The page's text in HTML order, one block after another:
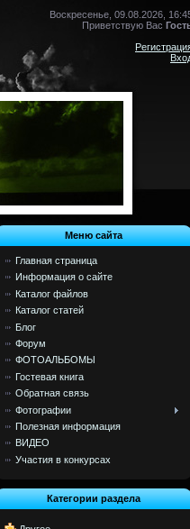
Воскресенье, 09.08.2026,
Приветствую Вас
Меню сайта
Главная страница
Информация о сайте
Каталог файлов
Каталог статей
Блог
Форум
ФОТОАЛЬБОМЫ
Гостевая книга
Обратная связь
Фотографии
Полезная информация
ВИДЕО
Участия в конкурсах
Категории раздела